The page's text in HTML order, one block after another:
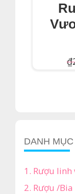
₫
DANH
1. Rượu linh
2. Rượu /Bia